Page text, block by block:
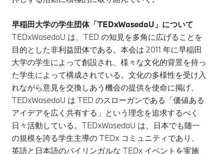
早稲田大学の学生団体「TEDxWasedaU」について
TEDxWasedaU は、TED の知見を多角に広げることを
目的とした非利益団体である。本会は 2011 年に早稲田
大学の学生によって創設され、様々な文化的背景を持っ
た学生によって構成されている。文化の多様性を受け入
れながら意見を交換しあう機会の提供を使命に掲げ、
TEDxWasedaU は TED のスローガンである「価値ある
アイデアを広く共有する」という理念を追求するべく
日々活動している。TEDxWasedaU は、日本でも随一
の規模を誇る学生主導の TEDx コミュニティであり、
英語と日本語のバイリンガルな TEDx イベントを実施